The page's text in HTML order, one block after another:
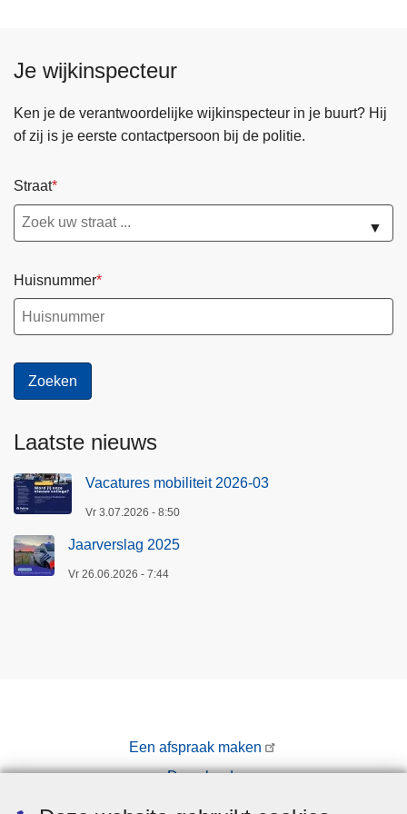
Je wijkinspecteur
Ken je de verantwoordelijke wijkinspecteur in je buurt? Hij
of zij is je eerste contactpersoon bij de politie.
Straat
▼
Huisnummer
Laatste nieuws
Vacatures mobiliteit 2026-03
Vr 3.07.2026 - 8:50
Jaarverslag 2025
Vr 26.06.2026 - 7:44
Een afspraak maken
Downloads